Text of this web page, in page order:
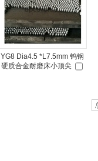
YG8 Dia4.5 *L7.5mm 钨钢
硬质合金耐磨床小顶尖